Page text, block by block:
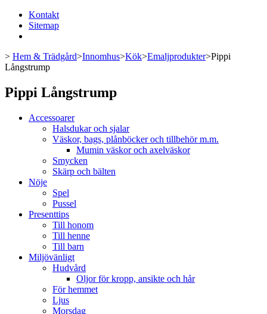
Kontakt
Sitemap
> Hem & Trädgård>Innomhus>Kök>Emaljprodukter>Pippi
Långstrump
Pippi Långstrump
Accessoarer
Halsdukar och sjalar
Väskor, bags, plånböcker och tillbehör m.m.
Mumin väskor och axelväskor
Smycken
Skärp och bälten
Nöje
Spel
Pussel
Presenttips
Till honom
Till henne
Till barn
Miljövänligt
Hudvård
Oljor för kropp, ansikte och hår
För hemmet
Ljus
Morsdag